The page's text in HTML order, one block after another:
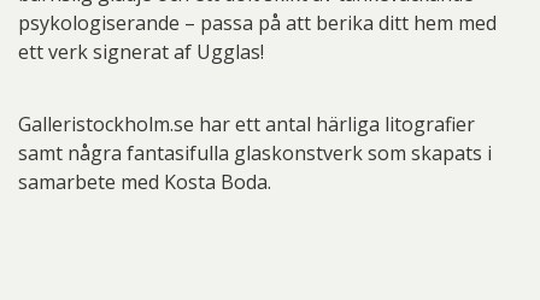
psykologiserande – passa på att berika ditt hem med
ett verk signerat af Ugglas!
Galleristockholm.se har ett antal härliga litografier
samt några fantasifulla glaskonstverk som skapats i
samarbete med Kosta Boda.